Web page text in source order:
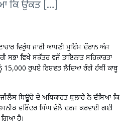
ਕਿ ਉਕਤ […]
ਵਿਰੁੱਧ ਜਾਰੀ ਆਪਣੀ ਮੁਹਿੰਮ ਦੌਰਾਨ ਅੱਜ
ਸਭਾ ਵਿਖੇ ਸਕੱਤਰ ਵਜੋਂ ਤਾਇਨਾਤ ਸਹਿਕਾਰਤਾ
ਰੁਪਏ ਰਿਸ਼ਵਤ ਲੈਂਦਿਆਂ ਰੰਗੇ ਹੱਥੀਂ ਕਾਬੂ
ਬਿਊਰੋ ਦੇ ਅਧਿਕਾਰਤ ਬੁਲਾਰੇ ਨੇ ਦੱਸਿਆ ਕਿ
ਵਰਿੰਦਰ ਸਿੰਘ ਵੱਲੋਂ ਦਰਜ ਕਰਵਾਈ ਗਈ
ਗਿਆ ਹੈ।